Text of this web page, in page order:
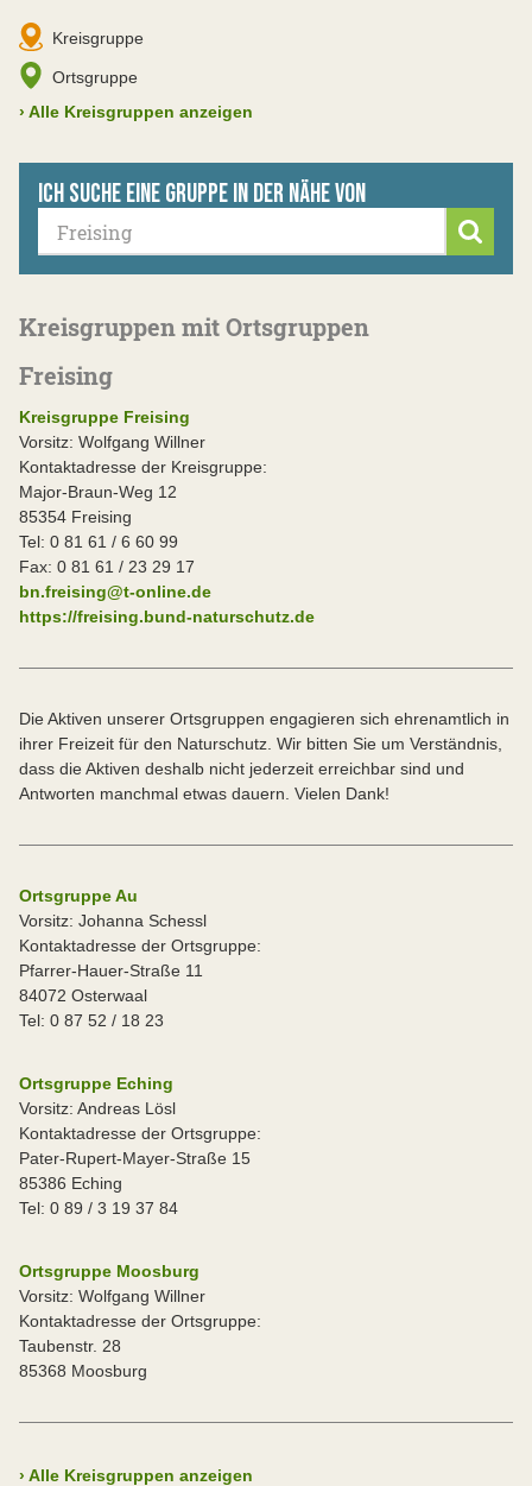
Kreisgruppe
Ortsgruppe
› Alle Kreisgruppen anzeigen
Ich suche eine Gruppe in der Nähe von
Kreisgruppen mit Ortsgruppen
Freising
Kreisgruppe Freising
Vorsitz: Wolfgang Willner
Kontaktadresse der Kreisgruppe:
Major-Braun-Weg 12
85354 Freising
Tel: 0 81 61 / 6 60 99
Fax: 0 81 61 / 23 29 17
bn.freising@t-online.de
https://freising.bund-naturschutz.de
Die Aktiven unserer Ortsgruppen engagieren sich ehrenamtlich in
ihrer Freizeit für den Naturschutz. Wir bitten Sie um Verständnis,
dass die Aktiven deshalb nicht jederzeit erreichbar sind und
Antworten manchmal etwas dauern. Vielen Dank!
Ortsgruppe Au
Vorsitz: Johanna Schessl
Kontaktadresse der Ortsgruppe:
Pfarrer-Hauer-Straße 11
84072 Osterwaal
Tel: 0 87 52 / 18 23
Ortsgruppe Eching
Vorsitz: Andreas Lösl
Kontaktadresse der Ortsgruppe:
Pater-Rupert-Mayer-Straße 15
85386 Eching
Tel: 0 89 / 3 19 37 84
Ortsgruppe Moosburg
Vorsitz: Wolfgang Willner
Kontaktadresse der Ortsgruppe:
Taubenstr. 28
85368 Moosburg
› Alle Kreisgruppen anzeigen